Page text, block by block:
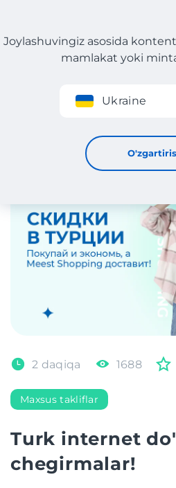
Roʻyxatdan oʻtish
Joylashuvingiz asosida
mamlakat yoki
Ukraine
Turk internet do'konlarida
2 daqiqa 1688
Maxsus takliflar
Turk internet
chegirmalar!